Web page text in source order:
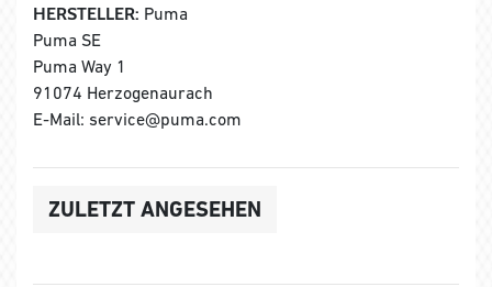
HERSTELLER: Puma
Puma SE
Puma Way 1
91074 Herzogenaurach
E-Mail: service@puma.com
ZULETZT ANGESEHEN